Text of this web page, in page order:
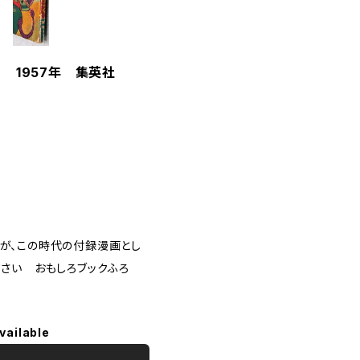
1957年 集英社
この時代の付録漫画とし
い おもしろブックふろ